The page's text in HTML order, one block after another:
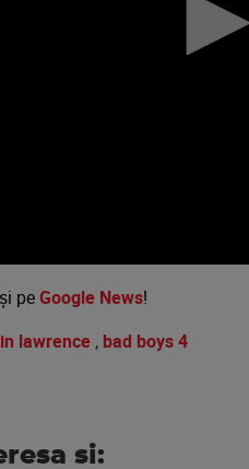
peGoogle News!
lawrence , bad boys 4
si: